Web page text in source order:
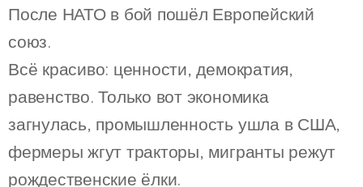
После НАТО в бой пошёл Европейский
союз.
Всё красиво: ценности, демократия,
равенство. Только вот экономика
загнулась, промышленность ушла в США,
фермеры жгут тракторы, мигранты режут
рождественские ёлки.